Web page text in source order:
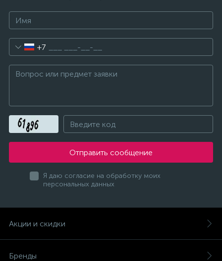
+7
Отправить сообщение
Я даю согласие на обработку моих
персональных данных
Акции и скидки
Бренды